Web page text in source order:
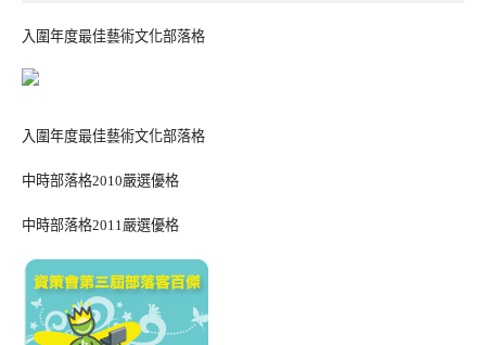
入圍年度最佳藝術文化部落格
入圍年度最佳藝術文化部落格
中時部落格2010嚴選優格
中時部落格2011嚴選優格